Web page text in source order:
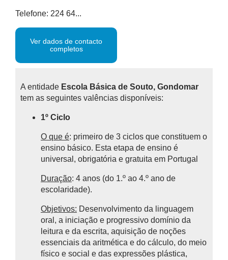
Telefone: 224 64...
Ver dados de contacto
completos
A entidade Escola Básica de Souto, Gondomar
tem as seguintes valências disponíveis:
1º Ciclo
O que é: primeiro de 3 ciclos que constituem o
ensino básico. Esta etapa de ensino é
universal, obrigatória e gratuita em Portugal
Duração: 4 anos (do 1.º ao 4.º ano de
escolaridade).
Objetivos: Desenvolvimento da linguagem
oral, a iniciação e progressivo domínio da
leitura e da escrita, aquisição de noções
essenciais da aritmética e do cálculo, do meio
físico e social e das expressões plástica,